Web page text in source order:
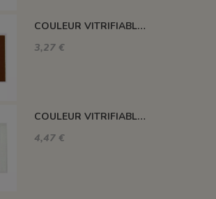
COULEUR VITRIFIABLE DÉCOR SANS PLOMB CHOCOLAT VA109
3,27 €
COULEUR VITRIFIABLE DÉCOR SANS PLOMB BLANC VA103
4,47 €